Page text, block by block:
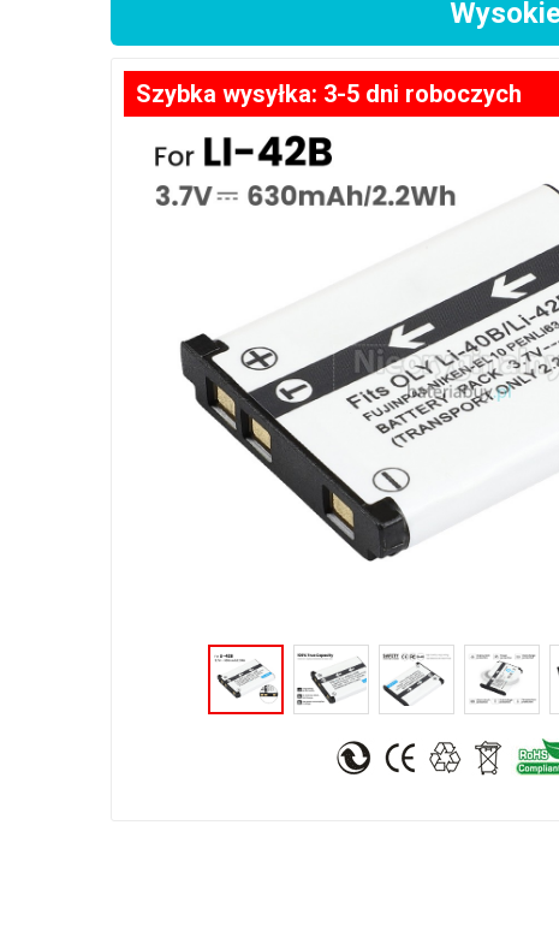
Szybka wysyłka: 3-5 dni roboczych